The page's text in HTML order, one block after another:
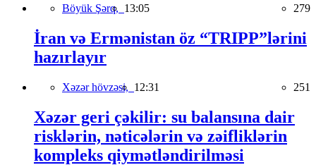
Böyük Şərq, 13:05 279
İran və Ermənistan öz “TRIPP”lərini
hazırlayır
Xəzər hövzəsi, 12:31 251
Xəzər geri çəkilir: su balansına dair
risklərin, nəticələrin və zəifliklərin
kompleks qiymətləndirilməsi